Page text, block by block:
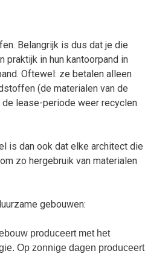
Belangrijk is dus dat je die
praktijk in hun kantoorpand in
Oftewel: ze betalen alleen
(de materialen van de
de lease-periode weer recyclen
is dan ook dat elke architect die
zo hergebruik van materialen
gebouwen:
produceert met het
Op zonnige dagen produceert